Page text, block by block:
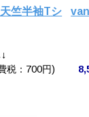
竺半袖Tシ
税：700円)